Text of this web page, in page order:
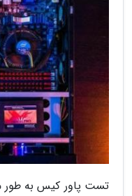
تست پاور کیس به طور